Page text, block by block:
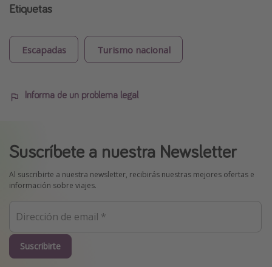
Etiquetas
Escapadas Turismo nacional
Informa de un problema legal
Suscríbete a nuestra Newsletter
Al suscribirte a nuestra newsletter, recibirás nuestras mejores ofertas e
información sobre viajes.
Suscribirte